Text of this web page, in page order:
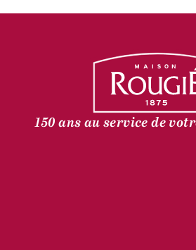
150 ans au service de